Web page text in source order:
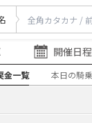
開催日程
金一覧 本日の騎